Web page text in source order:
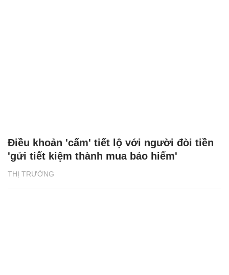
THỊ TRƯỜNG
Điều khoản 'cấm' tiết lộ với người đòi tiền
'gửi tiết kiệm thành mua bảo hiểm'